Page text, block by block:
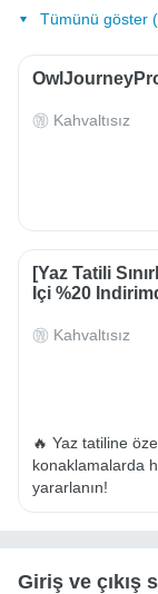
Tümünü göster
Kahvaltısız
[Yaz Tatili
Içi %20
Kahvaltısız
🔥 Yaz tatiline
konaklamalarda
yararlanın!
Giriş ve çıkış